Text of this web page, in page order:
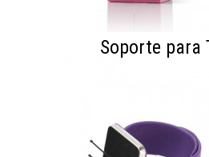
Soporte para